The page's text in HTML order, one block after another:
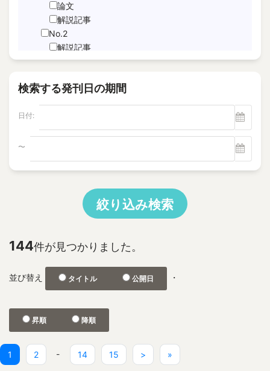
Screening
Time-Series Data Analysis
サブドレン
パルスエコー法、電磁共鳴法
モニタリング
塩分除去
逆浸透膜
"Foaming Prediction AI System
3-D depth acquisition
304SS 316LSS Austenitic Steel
360-degree camera
3D nonlinear FEM
3D photographic measurement
3D reconstruction
3D shape test object
論文
解説記事
No.2
解説記事
特集記事
No.1
論文
Vol.22
No.3
特集記事
解説記事
No.1
No.2
論文
Vol.21
論文
検索する発刊日の期間
日付:
〜
絞り込み検索
144件が見つかりました。
並び替え タイトル 公開日 ・
昇順 降順
1 (current)
2 - 14 15 > »